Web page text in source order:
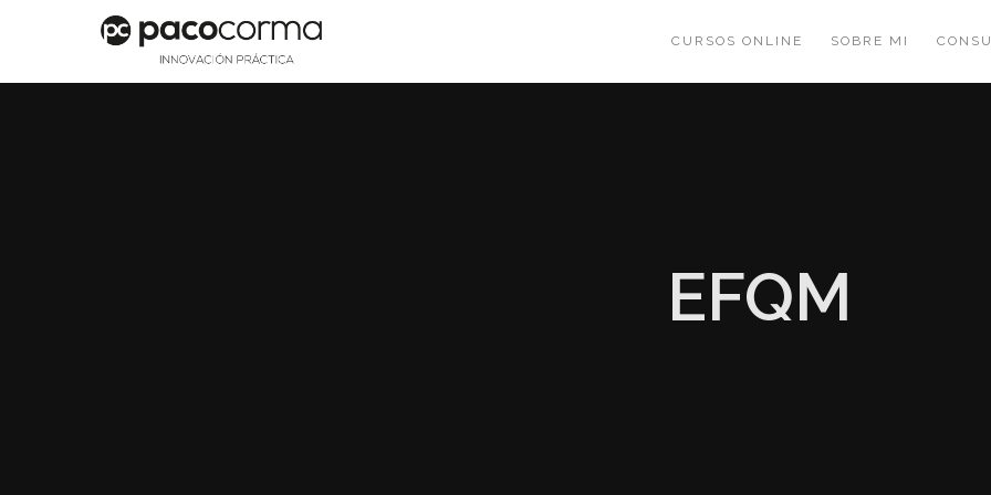
CURSOS ONLINE SOBRE MI
EFQM